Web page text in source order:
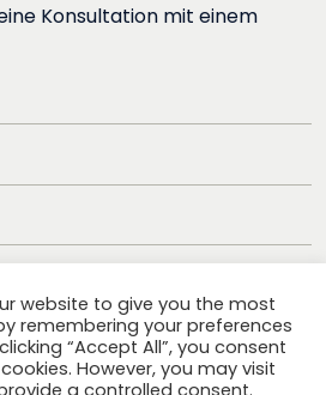
Konsultation mit einem
website to give you the most
remembering your preferences
“Accept All”, you consent
However, you may visit
a controlled consent.